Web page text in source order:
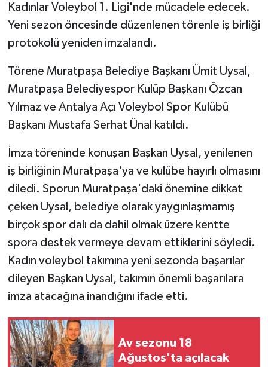
Kadınlar Voleybol 1. Ligi'nde mücadele edecek.
Yeni sezon öncesinde düzenlenen törenle iş birliği
protokolü yeniden imzalandı.
Törene Muratpaşa Belediye Başkanı Ümit Uysal,
Muratpaşa Belediyespor Kulüp Başkanı Özcan
Yılmaz ve Antalya Açı Voleybol Spor Kulübü
Başkanı Mustafa Serhat Ünal katıldı.
İmza töreninde konuşan Başkan Uysal, yenilenen
iş birliğinin Muratpaşa'ya ve kulübe hayırlı olmasını
diledi. Sporun Muratpaşa'daki önemine dikkat
çeken Uysal, belediye olarak yaygınlaşmamış
birçok spor dalı da dahil olmak üzere kentte
spora destek vermeye devam ettiklerini söyledi.
Kadın voleybol takımına yeni sezonda başarılar
dileyen Başkan Uysal, takımın önemli başarılara
imza atacağına inandığını ifade etti.
Av sezonu 18
Ağustos'ta açılacak